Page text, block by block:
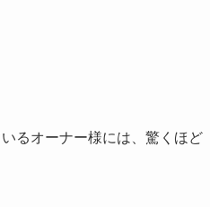
るオーナー様には、驚くほど